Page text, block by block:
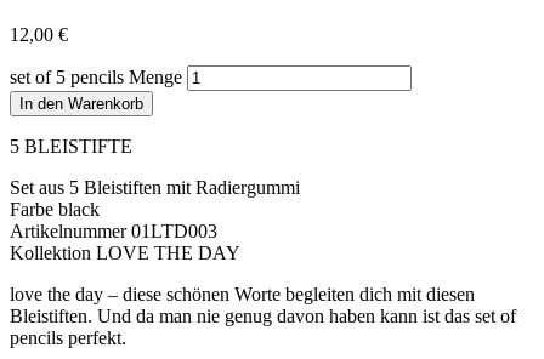
12,00 €
set of 5 pencils Menge
In den Warenkorb
5 BLEISTIFTE
Set aus 5 Bleistiften mit Radiergummi
Farbe black
Artikelnummer 01LTD003
Kollektion LOVE THE DAY
love the day – diese schönen Worte begleiten dich mit diesen
Bleistiften. Und da man nie genug davon haben kann ist das set of
pencils perfekt.